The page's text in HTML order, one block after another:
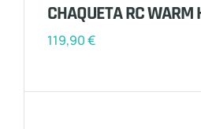
CHAQUETA RC WARM
119,90€